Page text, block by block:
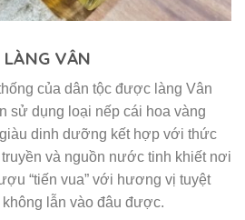
LÀNG VÂN
của dân tộc được làng Vân
sử dụng loại nếp cái hoa vàng
dinh dưỡng kết hợp với thức
và nguồn nước tinh khiết nơi